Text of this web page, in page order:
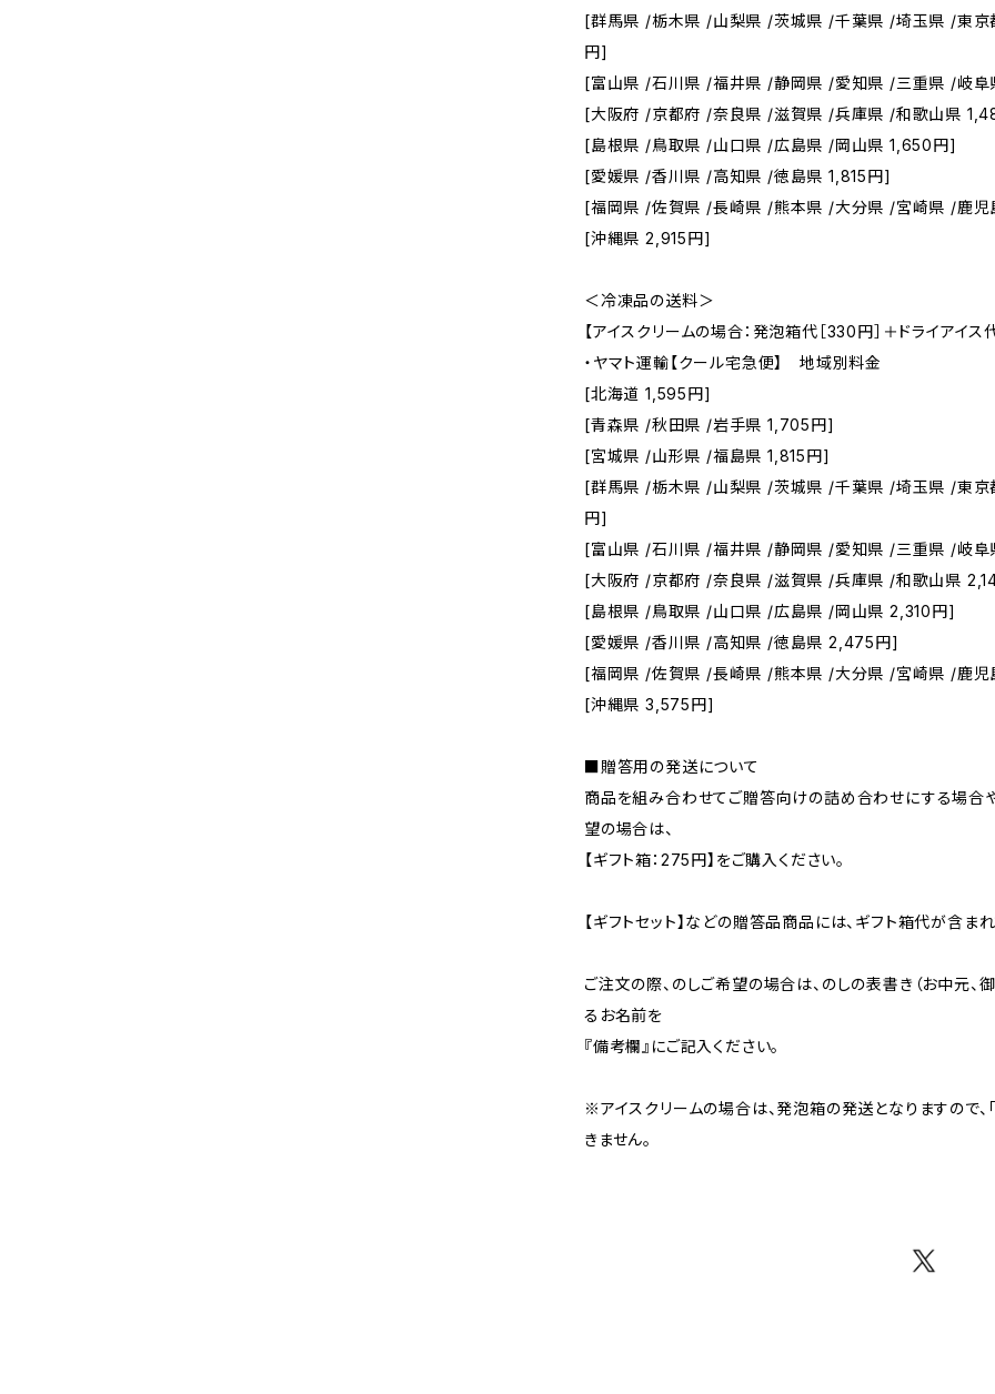
[群馬県 /栃木県 /山梨県 /茨城県 /千葉県 /埼玉県 /東
円]
[富山県 /石川県 /福井県 /静岡県 /愛知県 /三重県 /岐阜
[大阪府 /京都府 /奈良県 /滋賀県 /兵庫県 /和歌山県
[島根県 /鳥取県 /山口県 /広島県 /岡山県 1,650円]
[愛媛県 /香川県 /高知県 /徳島県 1,815円]
[福岡県 /佐賀県 /長崎県 /熊本県 /大分県 /宮崎県 /鹿児
[沖縄県 2,915円]
＜冷凍品の送料＞
【アイスクリームの場合：発泡箱代［330円］＋ドライアイス
・ヤマト運輸【クール宅急便】 地域別料金
[北海道 1,595円]
[青森県 /秋田県 /岩手県 1,705円]
[宮城県 /山形県 /福島県 1,815円]
[群馬県 /栃木県 /山梨県 /茨城県 /千葉県 /埼玉県 /東
円]
[富山県 /石川県 /福井県 /静岡県 /愛知県 /三重県 /岐
[大阪府 /京都府 /奈良県 /滋賀県 /兵庫県 /和歌山県
[島根県 /鳥取県 /山口県 /広島県 /岡山県 2,310円]
[愛媛県 /香川県 /高知県 /徳島県 2,475円]
[福岡県 /佐賀県 /長崎県 /熊本県 /大分県 /宮崎県 /鹿
[沖縄県 3,575円]
■贈答用の発送について
商品を組み合わせてご贈答向けの詰め合わせにする場合や
望の場合は、
【ギフト箱：275円】をご購入ください。
【ギフトセット】などの贈答品商品には、ギフト箱代が含ま
ご注文の際、のしご希望の場合は、のしの表書き（お中元、
るお名前を
『備考欄』にご記入ください。
※アイスクリームの場合は、発泡箱の発送となりますので、
きません。